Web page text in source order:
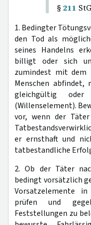
§ 211
1. Bedingter
den Tod als
seines Handelns
billigt oder sich
zumindest mit dem
Menschen
gleichgültig
(Willenselement).
vor, wenn der
er ernsthaft und
tatbestandliche
2. Ob der Täter
bedingt vorsätzlich
Vorsatzelemente
prüfen und
Feststellungen zu